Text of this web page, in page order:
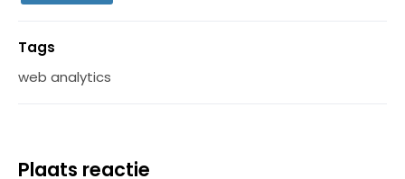
Tags
web analytics
Plaats reactie